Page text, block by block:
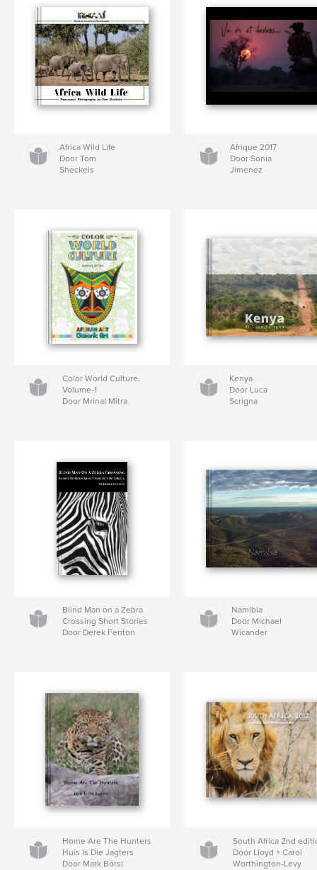
Africa Wild Life
Door Tom
Sheckels
Afrique 2017
Door Sonia
Jimenez
Color World Culture,
Volume-1
Door Mrinal Mitra
Kenya
Door Luca
Scrigna
Blind Man on a Zebra
Crossing Short Stories
Door Derek Fenton
Namibia
Door Michael
Wicander
Home Are The Hunters
Huis Is Die Jagters
Door Mark Borsi
South Africa 2nd
Door Lloyd + Carol
Worthington-Levy